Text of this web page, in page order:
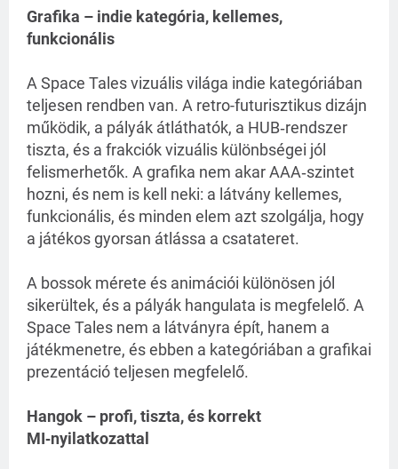
Grafika – indie kategória, kellemes,
funkcionális
A Space Tales vizuális világa indie kategóriában
teljesen rendben van. A retro-futurisztikus dizájn
működik, a pályák átláthatók, a HUB‑rendszer
tiszta, és a frakciók vizuális különbségei jól
felismerhetők. A grafika nem akar AAA‑szintet
hozni, és nem is kell neki: a látvány kellemes,
funkcionális, és minden elem azt szolgálja, hogy
a játékos gyorsan átlássa a csatateret.
A bossok mérete és animációi különösen jól
sikerültek, és a pályák hangulata is megfelelő. A
Space Tales nem a látványra épít, hanem a
játékmenetre, és ebben a kategóriában a grafikai
prezentáció teljesen megfelelő.
Hangok – profi, tiszta, és korrekt
MI‑nyilatkozattal